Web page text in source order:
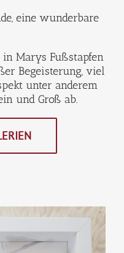
eine wunderbare
Marys Fußstapfen
Begeisterung, viel
unter anderem
und Groß ab.